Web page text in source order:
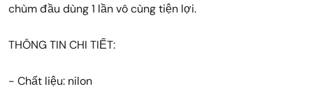
chùm đầu dùng 1 lần vô cùng tiện lợi.
THÔNG TIN CHI TIẾT:
- Chất liệu: nilon